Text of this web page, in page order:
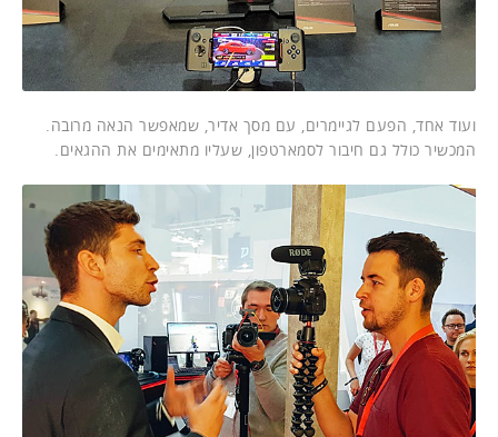
ועוד אחד, הפעם לגיימרים, עם מסך אדיר, שמאפשר הנאה מרובה.
המכשיר כולל גם חיבור לסמארטפון, שעליו מתאימים את ההגאים.